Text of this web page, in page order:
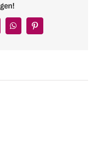
WhatsAppPinterest